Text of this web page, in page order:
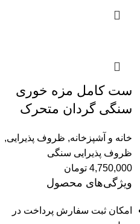
ست کامل مزه خوری
سنگی گردان متحرک
خانه و آشپزخانه, ظروف پذیرایی,
ظروف پذیرایی سنگی
4,750,000 تومان
ویژگی‌های محصول
امکان ثبت سفارش پرداخت در